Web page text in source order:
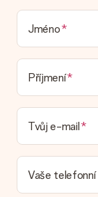
která by zabalila
balení. To
Dodací lhůta,
doručení
Mohu si vybrat
Není možné
Jaká je dodací
Dodací lhůtu
náš dopravce vám
Jméno
Příjmení
Tvůj e-mail
Vaše telefonní